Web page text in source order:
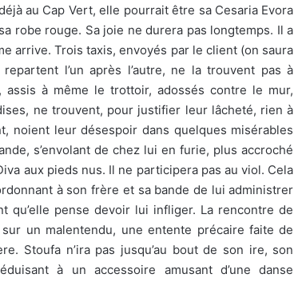
au Cap Vert, elle pourrait être sa Cesaria Evora
robe rouge. Sa joie ne durera pas longtemps. Il a
arrive. Trois taxis, envoyés par le client (on saura
l’un après l’autre, ne la trouvent pas à
à même le trottoir, adossés contre le mur,
ne trouvent, pour justifier leur lâcheté, rien à
noient leur désespoir dans quelques misérables
s’envolant de chez lui en furie, plus accroché
aux pieds nus. Il ne participera pas au viol. Cela
à son frère et sa bande de lui administrer
pense devoir lui infliger. La rencontre de
un malentendu, une entente précaire faite de
Stoufa n’ira pas jusqu’au bout de son ire, son
à un accessoire amusant d’une danse